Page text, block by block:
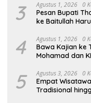
3 Agustus 1, 2026 0
Pesan Bupati
ke Baitullah
4 Agustus 1, 2026 0
Bawa Kajian ke
Mohamad dan
5 Agustus 3, 2026 0
Empat
Tradisional